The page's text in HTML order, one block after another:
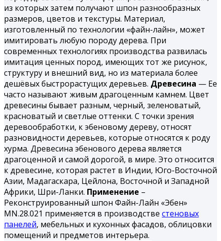
из которых затем получают шпон разнообразных
размеров, цветов и текстуры. Материал,
изготовленный по технологии «файн-лайн», может
имитировать любую породу дерева. При
современных технологиях производства развилась
имитация ценных пород, имеющих тот же рисунок,
структуру и внешний вид, но из материала более
дешёвых быстрорастущих деревьев. Древесина — Ее
часто называют живым драгоценным камнем. Цвет
древесины бывает разным, черный, зеленоватый,
красноватый и светлые оттенки. С точки зрения
деревообработки, к эбеновому дереву, относят
разновидности деревьев, которые относятся к роду
хурма. Древесина эбенового дерева является
драгоценной и самой дорогой, в мире. Это относится
к древесине, которая растет в Индии, Юго-Восточной
Азии, Мадагаскара, Цейлона, Восточной и Западной
Африки, Шри-Ланки. Применение –
Реконструированный шпон Файн-Лайн «Эбен»
MN.28.021 применяется в производстве стеновых
панелей, мебельных и кухонных фасадов, облицовки
помещений и предметов интерьера.